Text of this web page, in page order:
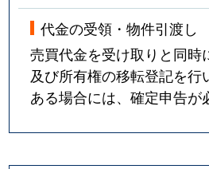
代金の受領・物件引渡し
売買代金を受け取りと同時
及び所有権の移転登記を行
ある場合には、確定申告が